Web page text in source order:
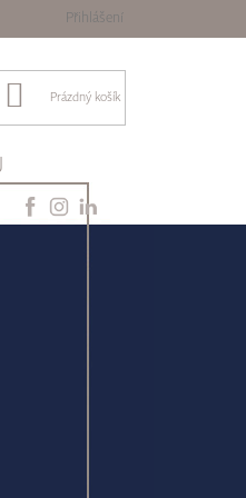
Přihlášení
Prázdný košík